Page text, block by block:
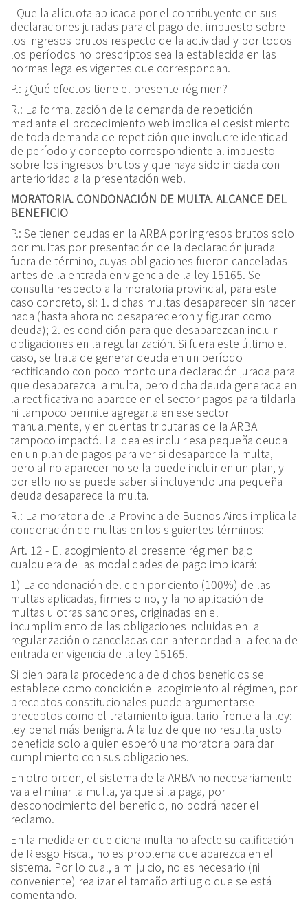
- Que la alícuota aplicada por el contribuyente en sus
declaraciones juradas para el pago del impuesto sobre
los ingresos brutos respecto de la actividad y por todos
los períodos no prescriptos sea la establecida en las
normas legales vigentes que correspondan.
P.: ¿Qué efectos tiene el presente régimen?
R.: La formalización de la demanda de repetición
mediante el procedimiento web implica el desistimiento
de toda demanda de repetición que involucre identidad
de período y concepto correspondiente al impuesto
sobre los ingresos brutos y que haya sido iniciada con
anterioridad a la presentación web.
MORATORIA. CONDONACIÓN DE MULTA. ALCANCE DEL
BENEFICIO
P.: Se tienen deudas en la ARBA por ingresos brutos solo
por multas por presentación de la declaración jurada
fuera de término, cuyas obligaciones fueron canceladas
antes de la entrada en vigencia de la ley 15165. Se
consulta respecto a la moratoria provincial, para este
caso concreto, si: 1. dichas multas desaparecen sin hacer
nada (hasta ahora no desaparecieron y figuran como
deuda); 2. es condición para que desaparezcan incluir
obligaciones en la regularización. Si fuera este último el
caso, se trata de generar deuda en un período
rectificando con poco monto una declaración jurada para
que desaparezca la multa, pero dicha deuda generada en
la rectificativa no aparece en el sector pagos para tildarla
ni tampoco permite agregarla en ese sector
manualmente, y en cuentas tributarias de la ARBA
tampoco impactó. La idea es incluir esa pequeña deuda
en un plan de pagos para ver si desaparece la multa,
pero al no aparecer no se la puede incluir en un plan, y
por ello no se puede saber si incluyendo una pequeña
deuda desaparece la multa.
R.: La moratoria de la Provincia de Buenos Aires implica la
condenación de multas en los siguientes términos:
Art. 12 - El acogimiento al presente régimen bajo
cualquiera de las modalidades de pago implicará:
1) La condonación del cien por ciento (100%) de las
multas aplicadas, firmes o no, y la no aplicación de
multas u otras sanciones, originadas en el
incumplimiento de las obligaciones incluidas en la
regularización o canceladas con anterioridad a la fecha de
entrada en vigencia de la ley 15165.
Si bien para la procedencia de dichos beneficios se
establece como condición el acogimiento al régimen, por
preceptos constitucionales puede argumentarse
preceptos como el tratamiento igualitario frente a la ley:
ley penal más benigna. A la luz de que no resulta justo
beneficia solo a quien esperó una moratoria para dar
cumplimiento con sus obligaciones.
En otro orden, el sistema de la ARBA no necesariamente
va a eliminar la multa, ya que si la paga, por
desconocimiento del beneficio, no podrá hacer el
reclamo.
En la medida en que dicha multa no afecte su calificación
de Riesgo Fiscal, no es problema que aparezca en el
sistema. Por lo cual, a mi juicio, no es necesario (ni
conveniente) realizar el tamaño artilugio que se está
comentando.